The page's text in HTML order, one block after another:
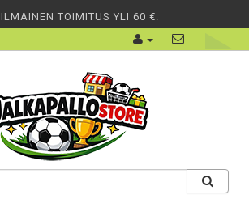
ILMAINEN TOIMITUS YLI 60 €.